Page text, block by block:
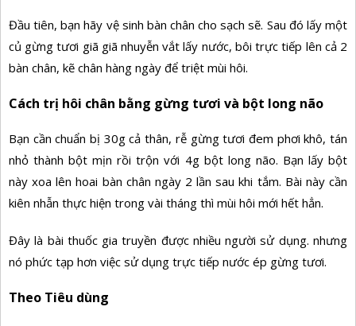
Đầu tiên, bạn hãy vệ sinh bàn chân cho sạch sẽ. Sau đó lấy một
củ gừng tươi giã giã nhuyễn vắt lấy nước, bôi trực tiếp lên cả 2
bàn chân, kẽ chân hàng ngày để triệt mùi hôi.
Cách trị hôi chân bằng gừng tươi và bột long não
Bạn cần chuẩn bị 30g cả thân, rễ gừng tươi đem phơi khô, tán
nhỏ thành bột mịn rồi trộn với 4g bột long não. Bạn lấy bột
này xoa lên hoai bàn chân ngày 2 lần sau khi tắm. Bài này cần
kiên nhẫn thực hiện trong vài tháng thì mùi hôi mới hết hẳn.
Đây là bài thuốc gia truyền được nhiều người sử dụng. nhưng
nó phức tạp hơn việc sử dụng trực tiếp nước ép gừng tươi.
Theo Tiêu dùng